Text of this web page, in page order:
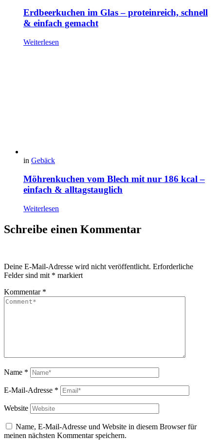
Erdbeerkuchen im Glas – proteinreich, schnell
& einfach gemacht
Weiterlesen
in Gebäck
Möhrenkuchen vom Blech mit nur 186 kcal –
einfach & alltagstauglich
Weiterlesen
Schreibe einen Kommentar
Deine E-Mail-Adresse wird nicht veröffentlicht. Erforderliche
Felder sind mit * markiert
Kommentar *
Name *
E-Mail-Adresse *
Website
Name, E-Mail-Adresse und Website in diesem Browser für
meinen nächsten Kommentar speichern.